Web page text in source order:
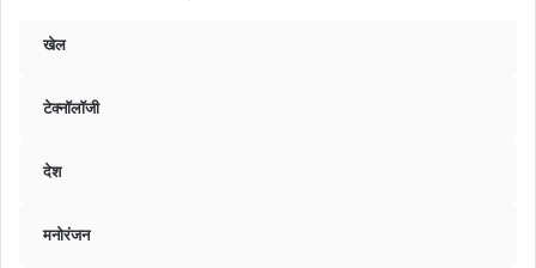
खेल
टेक्नॉलॉजी
देश
मनोरंजन